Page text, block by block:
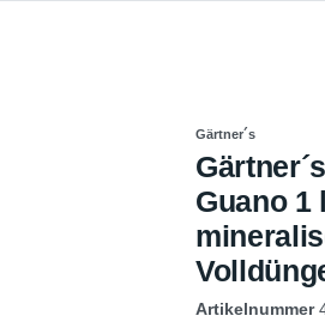
Gärtner´s
Guano 1
Artikelnummer